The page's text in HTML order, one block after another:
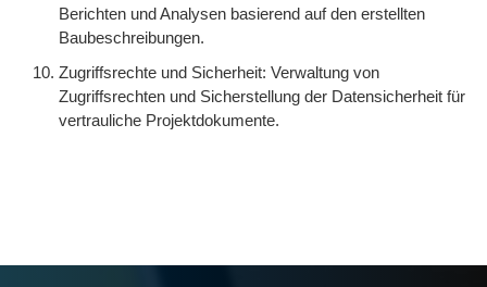
Berichten und Analysen basierend auf den erstellten
Baubeschreibungen.
Zugriffsrechte und Sicherheit: Verwaltung von
Zugriffsrechten und Sicherstellung der Datensicherheit für
vertrauliche Projektdokumente.